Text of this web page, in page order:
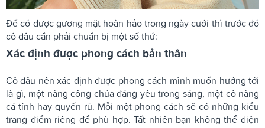
Để có được gương mặt hoàn hảo trong ngày cưới thì trước đó
cô dâu cần phải chuẩn bị một số thứ:
Xác định được phong cách bản thân
Cô dâu nên xác định được phong cách mình muốn hướng tới
là gì, một nàng công chúa đáng yêu trong sáng, một cô nàng
cá tính hay quyến rũ. Mỗi một phong cách sẽ có những kiểu
trang điểm riêng để phù hợp. Tất nhiên bạn không thể diện